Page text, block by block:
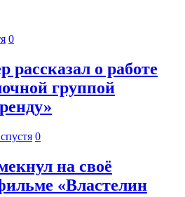
0
рассказал о работе
группой
0
на своё
«Властелин